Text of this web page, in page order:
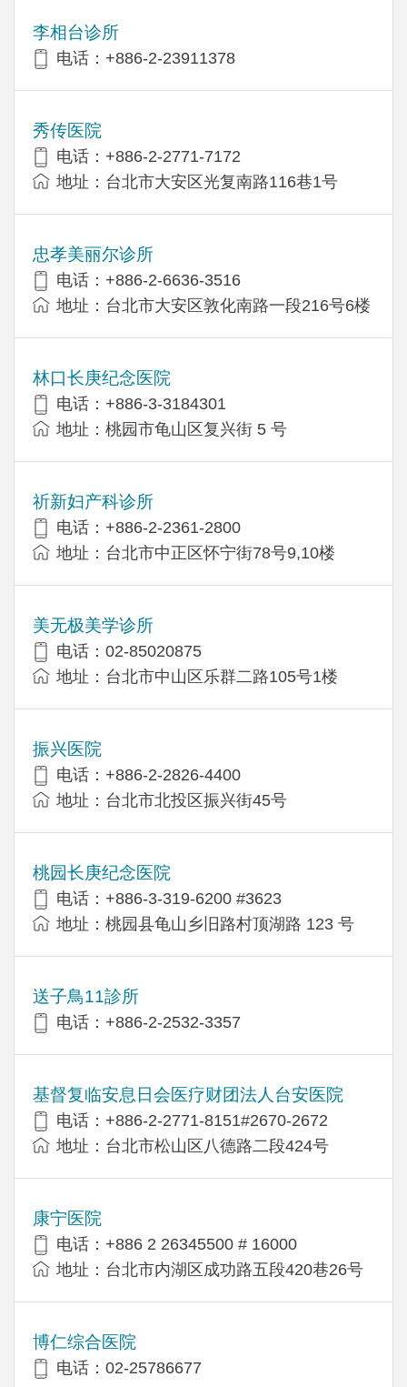
李相台诊所
电话：+886-2-23911378
秀传医院
电话：+886-2-2771-7172
地址：台北市大安区光复南路116巷1号
忠孝美丽尔诊所
电话：+886-2-6636-3516
地址：台北市大安区敦化南路一段216号6楼
林口长庚纪念医院
电话：+886-3-3184301
地址：桃园市龟山区复兴街 5 号
祈新妇产科诊所
电话：+886-2-2361-2800
地址：台北市中正区怀宁街78号9,10楼
美无极美学诊所
电话：02-85020875
地址：台北市中山区乐群二路105号1楼
振兴医院
电话：+886-2-2826-4400
地址：台北市北投区振兴街45号
桃园长庚纪念医院
电话：+886-3-319-6200 #3623
地址：桃园县龟山乡旧路村顶湖路 123 号
送子鳥11診所
电话：+886-2-2532-3357
基督复临安息日会医疗财团法人台安医院
电话：+886-2-2771-8151#2670-2672
地址：台北市松山区八德路二段424号
康宁医院
电话：+886 2 26345500 # 16000
地址：台北市内湖区成功路五段420巷26号
博仁综合医院
电话：02-25786677